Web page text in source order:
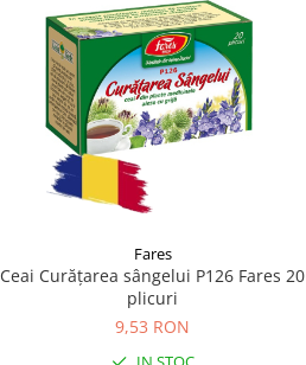
Fares
Ceai Curățarea sângelui P126 Fares 20
plicuri
9,53 RON